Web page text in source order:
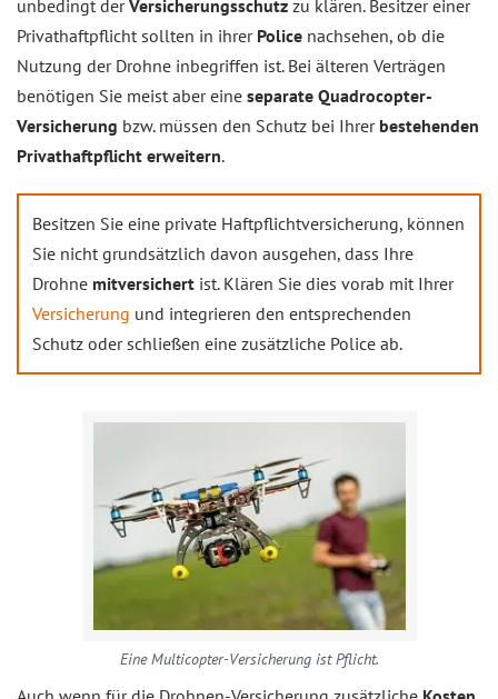
unbedingt derVersicherungsschutz zu klären. Besitzer einer
Privathaftpflicht sollten in ihrer Police nachsehen, ob die
Nutzung der Drohne inbegriffen ist. Bei älteren Verträgen
benötigen Sie meist aber eine separate Quadrocopter-
Versicherung bzw. müssen den Schutz bei Ihrer bestehenden
Privathaftpflicht erweitern.
Besitzen Sie eine private Haftpflichtversicherung, können
Sie nicht grundsätzlich davon ausgehen, dass Ihre
Drohne mitversichert ist. Klären Sie dies vorab mit Ihrer
Versicherung und integrieren den entsprechenden
Schutz oder schließen eine zusätzliche Police ab.
Eine Multicopter-Versicherung ist Pflicht.